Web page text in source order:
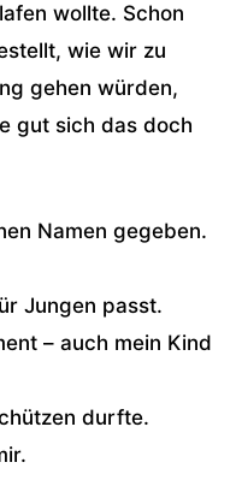
wollte. Schon
wie wir zu
gehen würden,
gut sich das doch
Namen gegeben.
Jungen passt.
– auch mein Kind
durfte.